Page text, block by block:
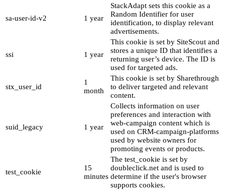
sa-user-id-v2 1 year
StackAdapt sets this cookie as a
Random Identifier for user
identification, to display relevant
advertisements.
ssi 1 year
This cookie is set by SiteScout and
stores a unique ID that identifies a
returning user’s device. The ID is
used for targeted ads.
stx_user_id
1
month
This cookie is set by Sharethrough
to deliver targeted and relevant
content.
suid_legacy 1 year
Collects information on user
preferences and interaction with
web-campaign content which is
used on CRM-campaign-platforms
used by website owners for
promoting events or products.
test_cookie
15
minutes
The test_cookie is set by
doubleclick.net and is used to
determine if the user's browser
supports cookies.